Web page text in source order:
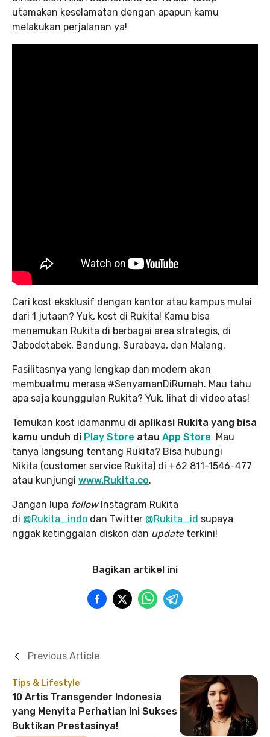
utamakan keselamatan dengan apapun kamu
melakukan perjalanan ya!
Cari kost eksklusif dengan kantor atau kampus mulai
dari 1 jutaan? Yuk, kost di Rukita! Kamu bisa
menemukan Rukita di berbagai area strategis, di
Jabodetabek, Bandung, Surabaya, dan Malang.
Fasilitasnya yang lengkap dan modern akan
membuatmu merasa #SenyamanDiRumah. Mau tahu
apa saja keunggulan Rukita? Yuk, lihat di video atas!
Temukan kost idamanmu di aplikasi Rukita yang bisa
kamu unduh di Play Store atau App Store Mau
tanya langsung tentang Rukita? Bisa hubungi
Nikita (customer service Rukita) di +62 811-1546-477
atau kunjungi www.Rukita.co.
Jangan lupa followInstagram Rukita
di @Rukita_indo dan Twitter @Rukita_id supaya
nggak ketinggalan diskon dan update terkini!
Bagikan artikel ini
Tips & Lifestyle
10 Artis Transgender Indonesia
yang Menyita Perhatian Ini Sukses
Buktikan Prestasinya!
Previous Article